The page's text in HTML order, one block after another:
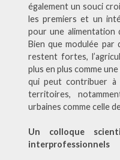
également un souci
les premiers et un
pour une alimentation
Bien que modulée par
restent fortes,
plus en plus comme
qui peut contribuer à
territoires,
urbaines comme celle
Un colloque
interprofessionnels